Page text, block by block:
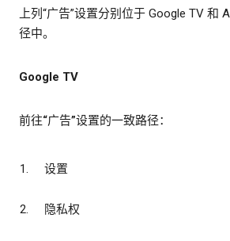
上列“广告”设置分别位于 Google TV 和
径中。
Google TV
前往“广告”设置的一致路径：
设置
隐私权